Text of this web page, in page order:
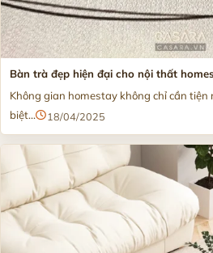
Bàn trà đẹp hiện đại cho nội thất
Không gian homestay không chỉ cần tiện
biệt...
18/04/2025